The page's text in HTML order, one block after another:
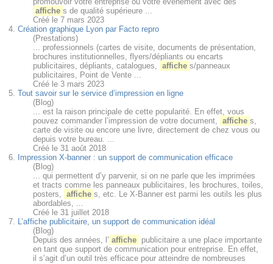
affiche s de qualité supérieure ...
Créé le 7 mars 2023
4.Création graphique Lyon par Facto repro
(Prestations)
... professionnels (cartes de visite, documents de présentation,
brochures institutionnelles, flyers/dépliants ou encarts
publicitaires, dépliants, catalogues,
affiche s/panneaux
publicitaires, Point de Vente ...
Créé le 3 mars 2023
5.Tout savoir sur le service d’impression en ligne
(Blog)
... est la raison principale de cette popularité. En effet, vous
pouvez commander l’impression de votre document,
affiche s,
carte de visite ou encore une livre, directement de chez vous ou
depuis votre bureau. ...
Créé le 31 août 2018
6. Impression X-banner : un support de communication efficace
(Blog)
... qui permettent d’y parvenir, si on ne parle que les imprimées
et tracts comme les panneaux publicitaires, les brochures, toiles,
posters,
affiche s, etc. Le X-Banner est parmi les outils les plus
abordables, ...
Créé le 31 juillet 2018
7. L’affiche publicitaire, un support de communication idéal
(Blog)
Depuis des années, l’ affiche publicitaire a une place importante
en tant que support de communication pour entreprise. En effet,
il s’agit d’un outil très efficace pour atteindre de nombreuses